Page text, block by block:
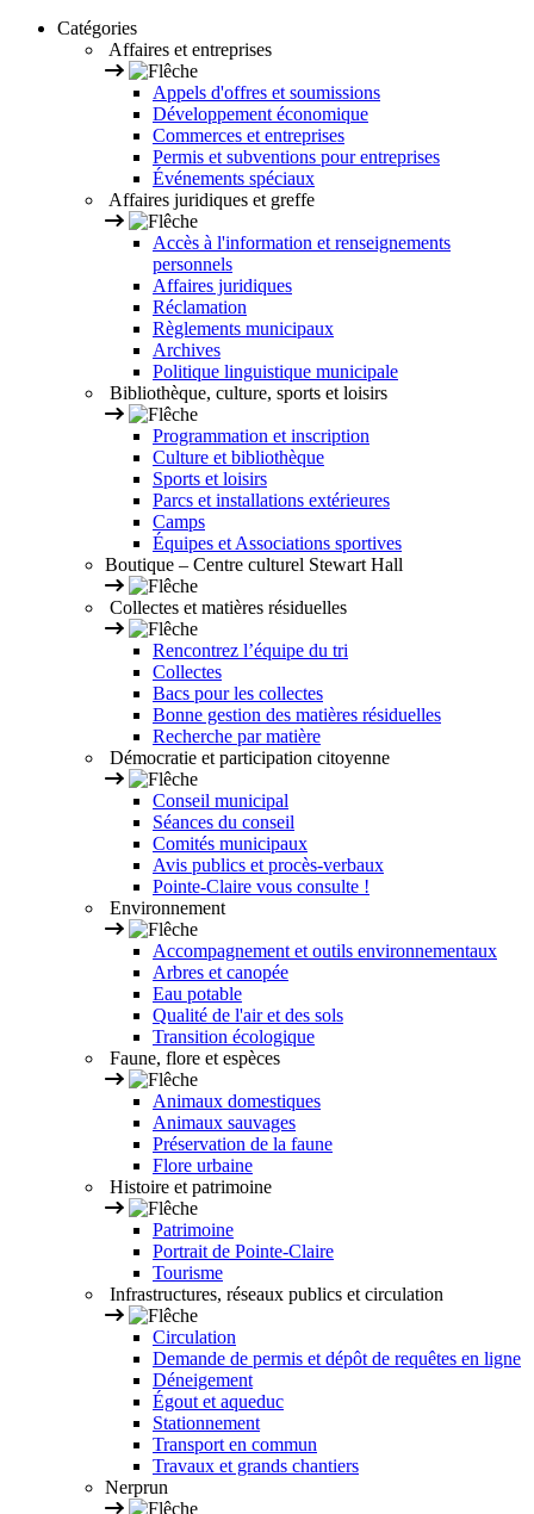
Catégories
Affaires et entreprises
Appels d'offres et soumissions
Développement économique
Commerces et entreprises
Permis et subventions pour entreprises
Événements spéciaux
Affaires juridiques et greffe
Accès à l'information et renseignements
personnels
Affaires juridiques
Réclamation
Règlements municipaux
Archives
Politique linguistique municipale
Bibliothèque, culture, sports et loisirs
Programmation et inscription
Culture et bibliothèque
Sports et loisirs
Parcs et installations extérieures
Camps
Équipes et Associations sportives
Boutique – Centre culturel Stewart Hall
Collectes et matières résiduelles
Rencontrez l’équipe du tri
Collectes
Bacs pour les collectes
Bonne gestion des matières résiduelles
Recherche par matière
Démocratie et participation citoyenne
Conseil municipal
Séances du conseil
Comités municipaux
Avis publics et procès-verbaux
Pointe-Claire vous consulte !
Environnement
Accompagnement et outils environnementaux
Arbres et canopée
Eau potable
Qualité de l'air et des sols
Transition écologique
Faune, flore et espèces
Animaux domestiques
Animaux sauvages
Préservation de la faune
Flore urbaine
Histoire et patrimoine
Patrimoine
Portrait de Pointe-Claire
Tourisme
Infrastructures, réseaux publics et circulation
Circulation
Demande de permis et dépôt de requêtes en ligne
Déneigement
Égout et aqueduc
Stationnement
Transport en commun
Travaux et grands chantiers
Nerprun